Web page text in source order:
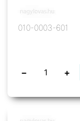
010-0003-601
− +